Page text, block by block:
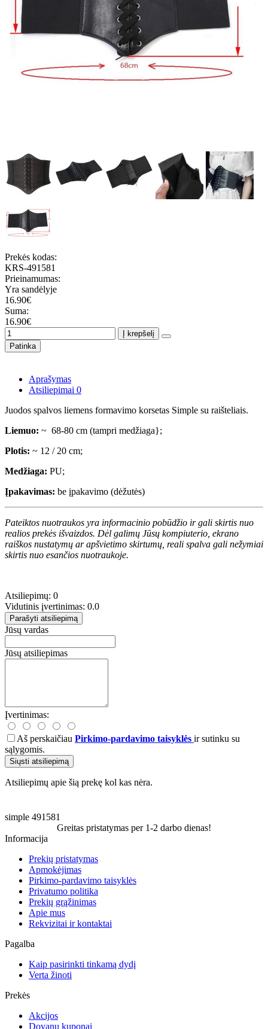
Prekės kodas:
KRS-491581
Prieinamumas:
Yra sandėlyje
16.90€
Suma:
16.90€
Į krepšelį
Patinka
Aprašymas
Atsiliepimai 0
Juodos spalvos liemens formavimo korsetas Simple su raišteliais.
Liemuo: ~ 68-80 cm (tampri medžiaga};
Plotis: ~ 12 / 20 cm;
Medžiaga: PU;
Įpakavimas: be įpakavimo (dėžutės)
Pateiktos nuotraukos yra informacinio pobūdžio ir gali skirtis nuo
realios prekės išvaizdos. Dėl galimų Jūsų kompiuterio, ekrano
raiškos nustatymų ar apšvietimo skirtumų, reali spalva gali nežymiai
skirtis nuo esančios nuotraukoje.
Atsiliepimų: 0
Vidutinis įvertinimas: 0.0
Parašyti atsiliepimą
Jūsų vardas
Jūsų atsiliepimas
Įvertinimas:
Aš perskaičiau Pirkimo-pardavimo taisyklės ir sutinku su
sąlygomis.
Siųsti atsiliepimą
Atsiliepimų apie šią prekę kol kas nėra.
simple 491581
Greitas pristatymas per 1-2 darbo dienas!
Informacija
Prekių pristatymas
Apmokėjimas
Pirkimo-pardavimo taisyklės
Privatumo politika
Prekių grąžinimas
Apie mus
Rekvizitai ir kontaktai
Pagalba
Kaip pasirinkti tinkamą dydį
Verta žinoti
Prekės
Akcijos
Dovanų kuponai